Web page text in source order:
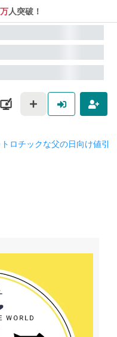
人突破！
トロチックな父の日向け値引